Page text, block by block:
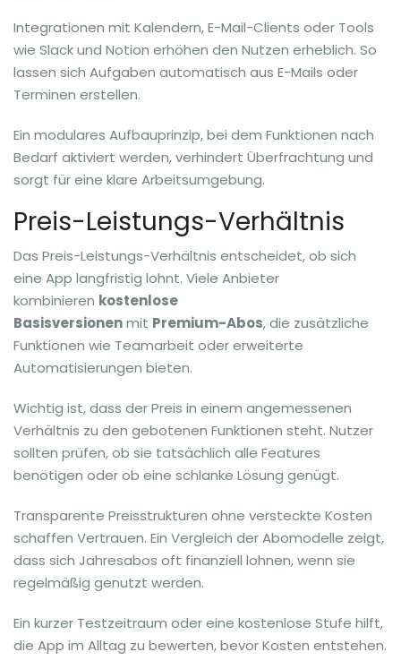
Integrationen mit Kalendern, E-Mail-Clients oder Tools
wie Slack und Notion erhöhen den Nutzen erheblich. So
lassen sich Aufgaben automatisch aus E-Mails oder
Terminen erstellen.
Ein modulares Aufbauprinzip, bei dem Funktionen nach
Bedarf aktiviert werden, verhindert Überfrachtung und
sorgt für eine klare Arbeitsumgebung.
Preis-Leistungs-Verhältnis
Das Preis-Leistungs-Verhältnis entscheidet, ob sich
eine App langfristig lohnt. Viele Anbieter
kombinieren kostenlose
Basisversionenmit Premium-Abos, die zusätzliche
Funktionen wie Teamarbeit oder erweiterte
Automatisierungen bieten.
Wichtig ist, dass der Preis in einem angemessenen
Verhältnis zu den gebotenen Funktionen steht. Nutzer
sollten prüfen, ob sie tatsächlich alle Features
benötigen oder ob eine schlanke Lösung genügt.
Transparente Preisstrukturen ohne versteckte Kosten
schaffen Vertrauen. Ein Vergleich der Abomodelle zeigt,
dass sich Jahresabos oft finanziell lohnen, wenn sie
regelmäßig genutzt werden.
Ein kurzer Testzeitraum oder eine kostenlose Stufe hilft,
die App im Alltag zu bewerten, bevor Kosten entstehen.